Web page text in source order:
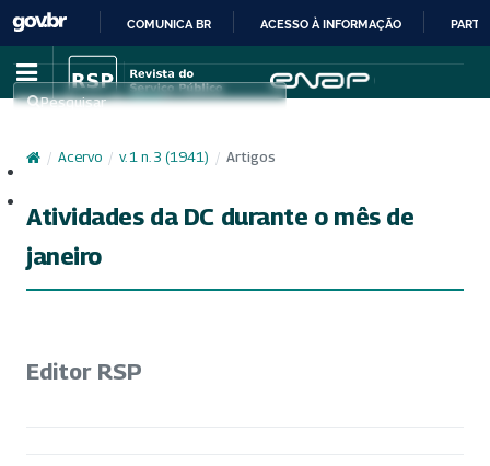
IR
PARA
CONTEÚDO
COMUNICA BR ACESSO À INFORMAÇÃO
Pesquisar
/ Acervo / v. 1 n. 3 (1941) / Artigos
Atividades da DC durante o mês de
janeiro
Editor RSP